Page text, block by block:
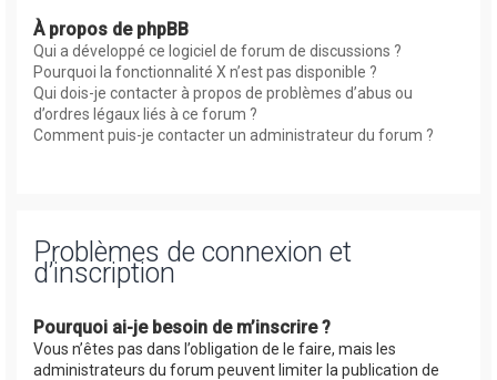
À propos de phpBB
Qui a développé ce logiciel de forum de discussions ?
Pourquoi la fonctionnalité X n’est pas disponible ?
Qui dois-je contacter à propos de problèmes d’abus ou
d’ordres légaux liés à ce forum ?
Comment puis-je contacter un administrateur du forum ?
Problèmes de connexion et
d’inscription
Pourquoi ai-je besoin de m’inscrire ?
Vous n’êtes pas dans l’obligation de le faire, mais les
administrateurs du forum peuvent limiter la publication de